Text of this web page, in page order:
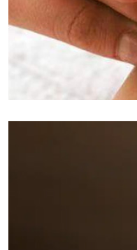
南昌保健按摩:是一种
巧对身体的特定部位
进血液循环、缓解压
能够改善身体的亚健